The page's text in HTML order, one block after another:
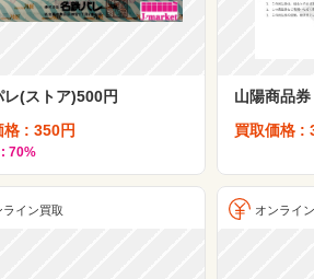
レ(ストア)500円
格 : 350円
70%
山陽商品
買取価格 :
ライン買取 オンライ